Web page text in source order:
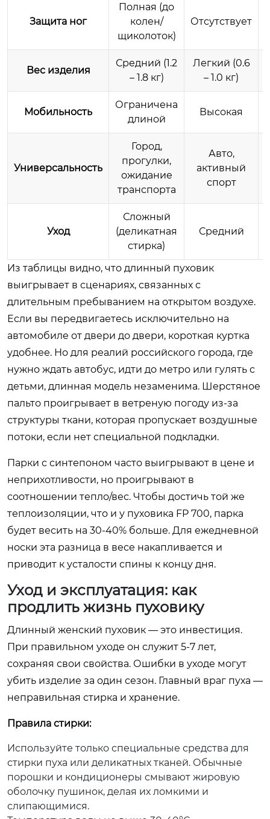
Защита ног
Полная (до
колен/
щиколоток)
Отсутствует
Вес изделия
Средний (1.2
– 1.8 кг)
Легкий (0.6
– 1.0 кг)
Мобильность
Ограничена
длиной
Высокая
Универсальность
Город,
прогулки,
ожидание
транспорта
Авто,
активный
спорт
Уход
Сложный
(деликатная
стирка)
Средний
Из таблицы видно, что длинный пуховик
выигрывает в сценариях, связанных с
длительным пребыванием на открытом воздухе.
Если вы передвигаетесь исключительно на
автомобиле от двери до двери, короткая куртка
удобнее. Но для реалий российского города, где
нужно ждать автобус, идти до метро или гулять с
детьми, длинная модель незаменима. Шерстяное
пальто проигрывает в ветреную погоду из-за
структуры ткани, которая пропускает воздушные
потоки, если нет специальной подкладки.
Парки с синтепоном часто выигрывают в цене и
неприхотливости, но проигрывают в
соотношении тепло/вес. Чтобы достичь той же
теплоизоляции, что и у пуховика FP 700, парка
будет весить на 30-40% больше. Для ежедневной
носки эта разница в весе накапливается и
приводит к усталости спины к концу дня.
Уход и эксплуатация: как
продлить жизнь пуховику
Длинный женский пуховик — это инвестиция.
При правильном уходе он служит 5-7 лет,
сохраняя свои свойства. Ошибки в уходе могут
убить изделие за один сезон. Главный враг пуха —
неправильная стирка и хранение.
Правила стирки:
Используйте только специальные средства для
стирки пуха или деликатных тканей. Обычные
порошки и кондиционеры смывают жировую
оболочку пушинок, делая их ломкими и
слипающимися.